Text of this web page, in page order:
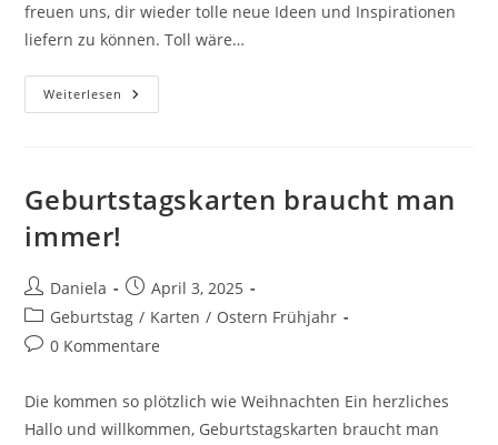
freuen uns, dir wieder tolle neue Ideen und Inspirationen
liefern zu können. Toll wäre…
Weiterlesen
Geburtstagskarten braucht man
immer!
Daniela
April 3, 2025
Geburtstag / Karten / Ostern Frühjahr
0 Kommentare
Die kommen so plötzlich wie Weihnachten Ein herzliches
Hallo und willkommen, Geburtstagskarten braucht man